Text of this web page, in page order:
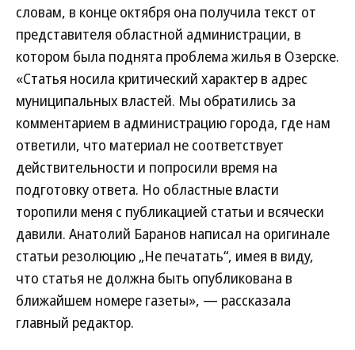
словам, в конце октября она получила текст от
представителя областной администрации, в
котором была поднята проблема жилья в Озерске.
«Статья носила критический характер в адрес
муниципальных властей. Мы обратились за
комментарием в администрацию города, где нам
ответили, что материал не соответствует
действительности и попросили время на
подготовку ответа. Но областные власти
торопили меня с публикацией статьи и всячески
давили. Анатолий Баранов написал на оригинале
статьи резолюцию „Не печатать“, имея в виду,
что статья не должна быть опубликована в
ближайшем номере газеты», — рассказала
главный редактор.